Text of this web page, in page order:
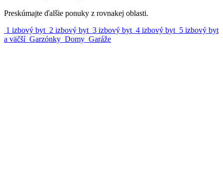
Preskúmajte ďalšie ponuky z rovnakej oblasti.
1 izbový byt 2 izbový byt 3 izbový byt 4 izbový byt 5 izbový byt
a väčší Garzónky Domy Garáže